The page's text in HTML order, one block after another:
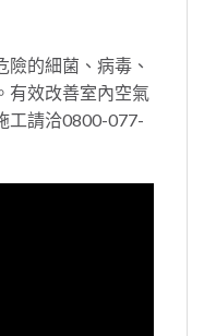
的細菌、病毒、
有效改善室內空氣
工請洽0800-077-